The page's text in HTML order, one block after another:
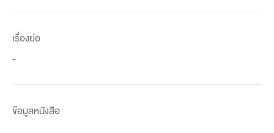
เรื่องย่อ
-
ข้อมูลหนังสือ